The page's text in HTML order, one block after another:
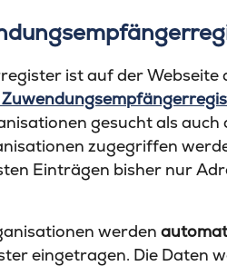
ist auf der
gesucht als auch
zugegriffen
Einträgen bisher nur
werden
eingetragen. Die Daten